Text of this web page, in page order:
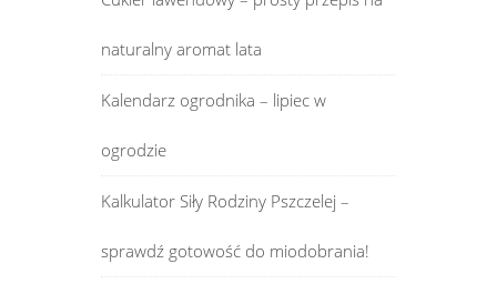
naturalny aromat lata
Kalendarz ogrodnika – lipiec w
ogrodzie
Kalkulator Siły Rodziny Pszczelej –
sprawdź gotowość do miodobrania!